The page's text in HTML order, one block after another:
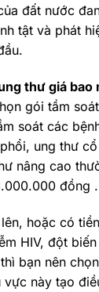
đất nước
tật và phát
thư giá bao
gói tầm
soát các
ung thư
nâng cao
đồng .
hoặc có
HIV, đột
bạn nên
vực này tạo